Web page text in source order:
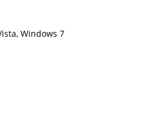
Windows 7